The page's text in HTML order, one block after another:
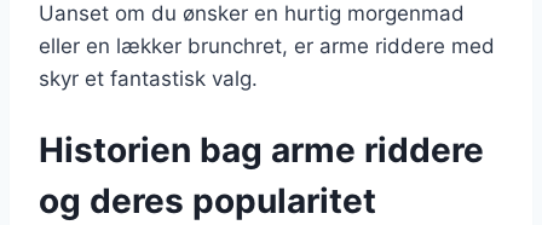
Uanset om du ønsker en hurtig morgenmad
eller en lækker brunchret, er arme riddere med
skyr et fantastisk valg.
Historien bag arme riddere
og deres popularitet